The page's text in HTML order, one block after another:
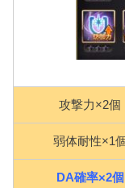
攻撃力×2個
弱体耐性×1個
DA確率×2個